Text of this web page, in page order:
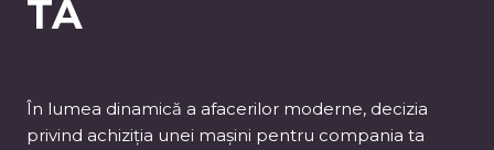
TA
În lumea dinamică a afacerilor moderne, decizia
privind achiziția unei mașini pentru compania ta